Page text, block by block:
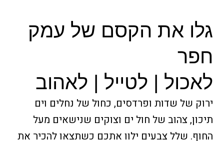
גלו את הקסם של עמק
חפר
לאכול | לטייל | לאהוב
ירוק של שדות ופרדסים, כחול של נחלים וים
תיכון, צהוב של חול ים וצוקים שנישאים מעל
החוף. שלל צבעים ילוו אתכם כשתצאו להכיר את